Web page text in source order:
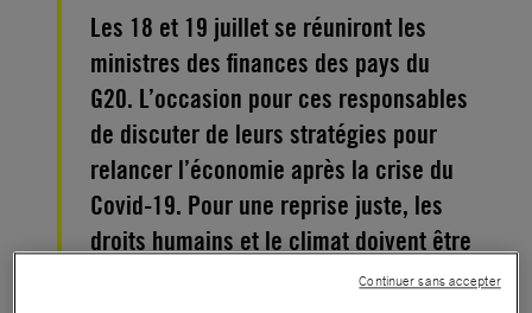
Les 18 et 19 juillet se réuniront les
ministres des finances des pays du
G20. L’occasion pour ces responsables
de discuter de leurs stratégies pour
relancer l’économie après la crise du
Covid-19. Pour une reprise juste, les
droits humains et le climat doivent être
au centre des mesures prises par nos
Continuer sans accepter